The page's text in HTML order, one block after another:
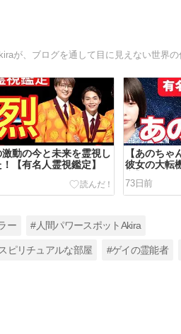
激動の今と未来を霊視し
【有名人霊視鑑定】
【あのちゃ
彼女の大転
73日前
ー #人間パワースポットAkira
ピリチュアルな部屋 #ゲイの霊能者